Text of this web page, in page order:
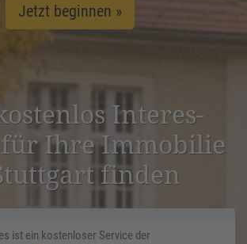
Jetzt beginnen »
Inter­es­
Ihre Immobilie
finden
ist ein kostenloser Service der